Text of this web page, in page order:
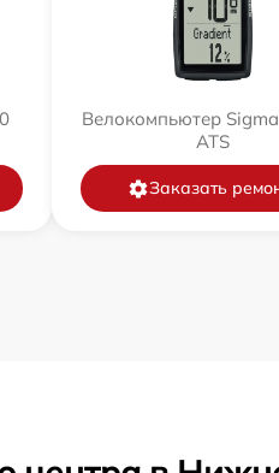
Велокомпьютер
ATS
Заказать